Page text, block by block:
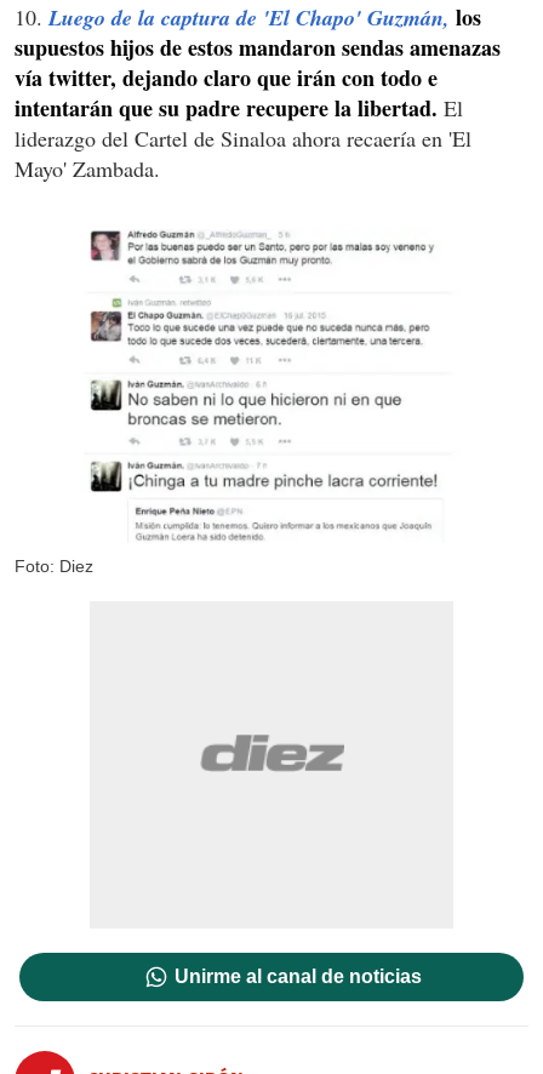
10.Luego de la captura de 'El Chapo' Guzmán, los
supuestos hijos de estos mandaron sendas amenazas
vía twitter, dejando claro que irán con todo e
intentarán que su padre recupere la libertad. El
liderazgo del Cartel de Sinaloa ahora recaería en 'El
Mayo' Zambada.
Foto: Diez
Unirme al canal de noticias